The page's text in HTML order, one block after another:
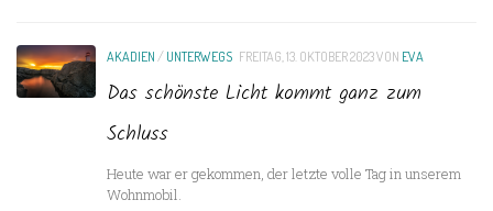
AKADIEN /UNTERWEGS FREITAG, 13. OKTOBER 2023VON EVA
Das schönste Licht kommt ganz zum
Schluss
Heute war er gekommen, der letzte volle Tag in unserem
Wohnmobil.